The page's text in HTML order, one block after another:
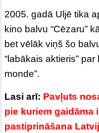
2005. gadā Uljē tika
kino balvu “Cēzaru”
bet vēlāk viņš šo
“labākais aktieris”
monde”.
Lasi arī: Pavļuts
pie kuriem gaidāma
pastiprināšana